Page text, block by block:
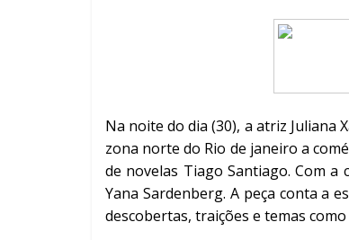
Na noite do dia (30), a atriz
zona norte do Rio de janeiro a
de novelas Tiago Santiago. Com a
Yana Sardenberg. A peça conta a
descobertas, traições e temas